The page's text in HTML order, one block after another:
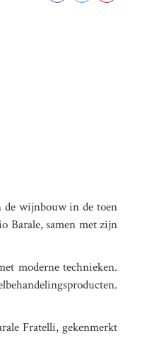
de wijnbouw in de toen
Barale, samen met zijn
moderne technieken.
Fratelli, gekenmerkt